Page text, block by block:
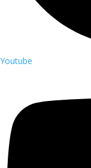
Youtube